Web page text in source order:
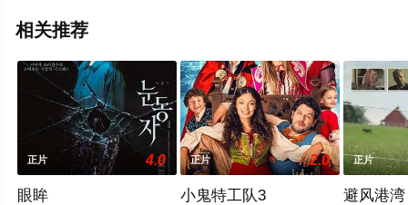
相关推荐
正片 4.0
眼眸
正片 2.0
小鬼特工队3
正片
避风港湾